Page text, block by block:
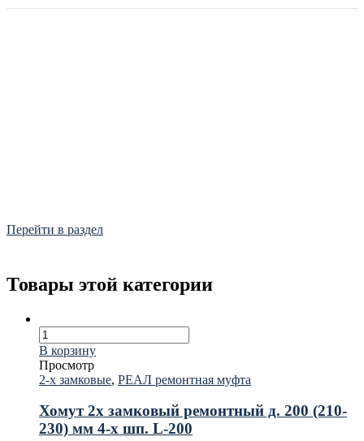
Перейти в раздел
Товары этой категории
В корзину
Просмотр
2-х замковые, РЕАЛ ремонтная муфта
Хомут 2х замковый ремонтный д. 200 (210-
230) мм 4-х шп. L-200